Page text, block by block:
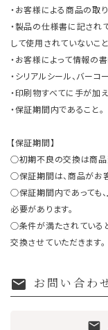
・お客様による商品の取
・製品の仕様書に記され
して使用されていないこと
・お客様によって情報の
・シリアルシール、バーコ
・印刷物すべてに手が加え
・保証期間内であること。
【保証期間】
○初期不良の交換は商品
○保証期間は、商品がお
○保証期間内であっても
必要があります。
○条件が満たされている
交換させていただきます。
mail お問い合わ
mail